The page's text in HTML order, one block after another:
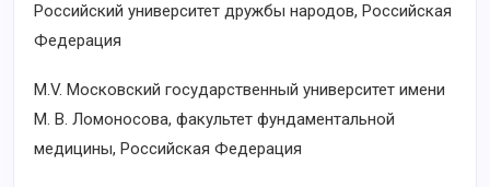
Российский университет дружбы народов, Российская
Федерация
M.V. Московский государственный университет имени
М. В. Ломоносова, факультет фундаментальной
медицины, Российская Федерация